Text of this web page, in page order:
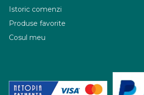
Istoric comenzi
Produse favorite
Cosul meu